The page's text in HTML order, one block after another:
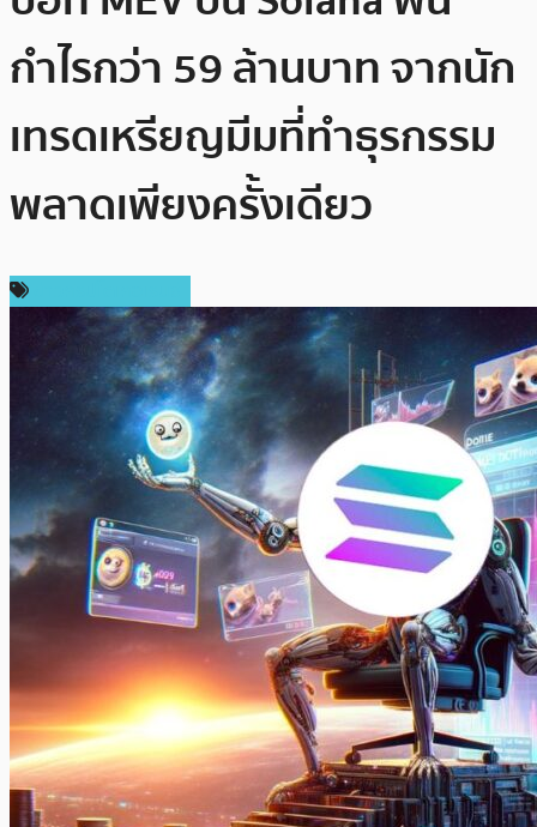
กำไรกว่า 59 ล้านบาท จากนัก
เทรดเหรียญมีมที่ทำธุรกรรม
พลาดเพียงครั้งเดียว